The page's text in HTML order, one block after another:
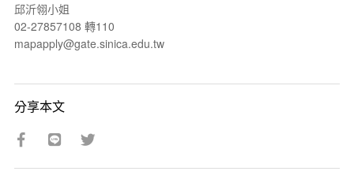
邱沂翎小姐
02-27857108 轉110
mapapply@gate.sinica.edu.tw
分享本文